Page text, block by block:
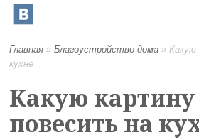
Главная »Благоустройство дома »Какую
кухне
Какую картину
повесить на